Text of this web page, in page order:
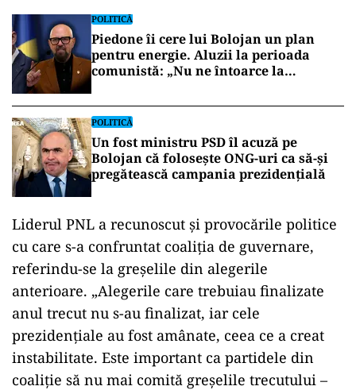
POLITICĂ
Piedone îi cere lui Bolojan un plan
pentru energie. Aluzii la perioada
comunistă: „Nu ne întoarce la
POLITICĂ
Un fost ministru PSD îl acuză pe
Bolojan că folosește ONG-uri ca să-și
pregătească campania prezidențială
Liderul PNL a recunoscut și provocările politice
cu care s-a confruntat coaliția de guvernare,
referindu-se la greșelile din alegerile
anterioare. „Alegerile care trebuiau finalizate
anul trecut nu s-au finalizat, iar cele
prezidențiale au fost amânate, ceea ce a creat
instabilitate. Este important ca partidele din
coaliție să nu mai comită greșelile trecutului –